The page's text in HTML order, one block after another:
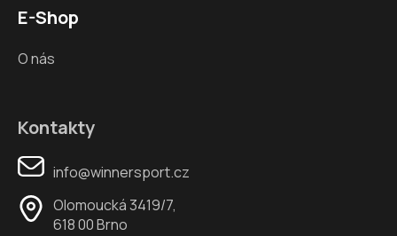
E-Shop
O nás
Kontakty
info@winnersport.cz
Olomoucká 3419/7,
618 00 Brno